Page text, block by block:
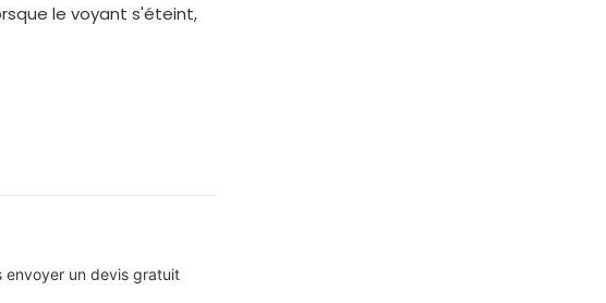
le voyant s'éteint,
envoyer un devis gratuit